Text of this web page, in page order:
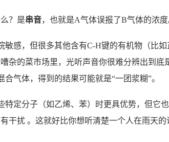
？是串音，也就是A气体误报了B气体的浓度
敏感，但很多其他含有C-H键的有机物（比
杂的菜市场里，光听声音你很难分辨出到底
气体，得到的结果可能就是“一团浆糊”。
特定分子（如乙烯、苯）时更具优势，但它
干扰 。这就好比你想听清楚一个人在雨天